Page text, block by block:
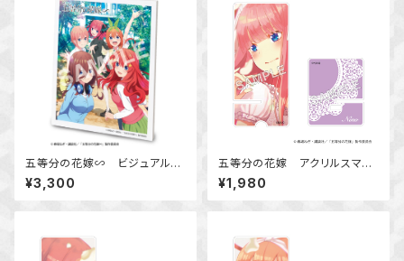
五等分の花嫁∽ ビジュアルア
ートボード
¥3,300
五等分の花嫁 アクリルスマホ
スタンド 中野 二乃
¥1,980